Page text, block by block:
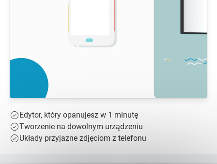
Edytor, który opanujesz w 1 minutę
Tworzenie na dowolnym urządzeniu
Układy przyjazne zdjęciom z telefonu